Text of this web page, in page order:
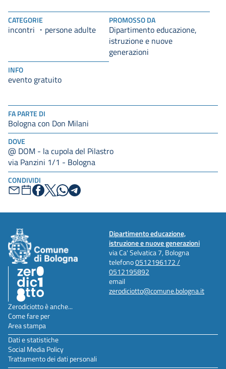
FA PARTE DI
Bologna con Don Milani
DOVE
@ DOM - la cupola del Pilastro
via Panzini 1/1 - Bologna
CONDIVIDI
CATEGORIE
incontri persone adulte
PROMOSSO DA
Dipartimento educazione,
istruzione e nuove
generazioni
INFO
evento gratuito
Dipartimento educazione,
istruzione e nuove generazioni
via Ca' Selvatica 7, Bologna
telefono0512196172 /
0512195892
email
zerodiciotto@comune.bologna.it
Zerodiciotto è anche...
Come fare per
Area stampa
Dati e statistiche
Social Media Policy
Trattamento dei dati personali